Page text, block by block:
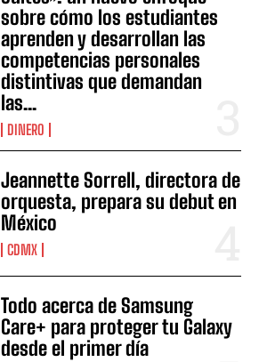
sobre cómo los estudiantes
aprenden y desarrollan las
competencias personales
distintivas que demandan
las...
DINERO
Jeannette Sorrell, directora de
orquesta, prepara su debut en
México
CDMX
Todo acerca de Samsung
Care+ para proteger tu Galaxy
desde el primer día